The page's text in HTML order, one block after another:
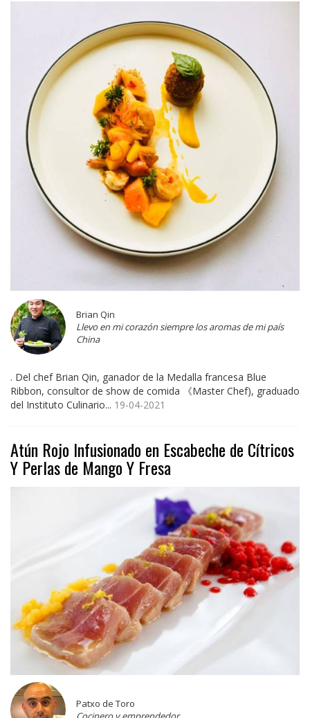
Brian Qin
Llevo en mi corazón siempre los aromas de mi país
China
. Del chef Brian Qin, ganador de la Medalla francesa Blue
Ribbon, consultor de show de comida 《Master Chef), graduado
del Instituto Culinario... 19-04-2021
Atún Rojo Infusionado en Escabeche de Cítricos
Y Perlas de Mango Y Fresa
Patxo de Toro